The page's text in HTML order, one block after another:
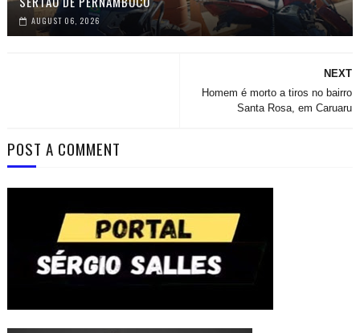
AUGUST 06, 2026
NEXT
Homem é morto a tiros no bairro
Santa Rosa, em Caruaru
POST A COMMENT